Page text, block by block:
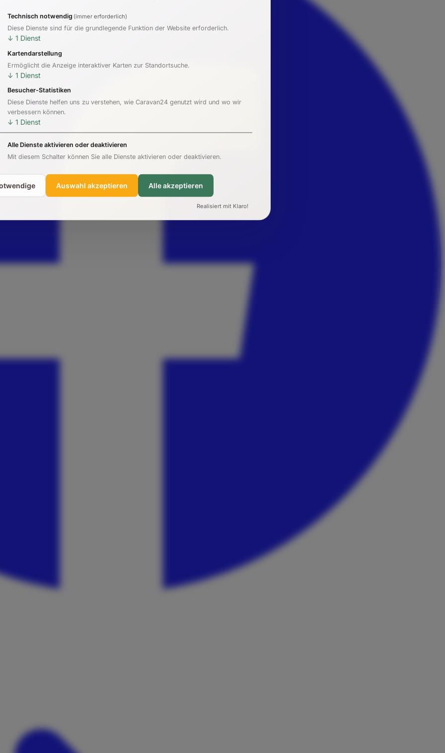
Technisch notwendig (immer erforderlich)
Diese Dienste sind für die grundlegende Funktion der Website erforderlich.
↓ 1 Dienst
Kartendarstellung
Ermöglicht die Anzeige interaktiver Karten zur Standortsuche.
↓ 1 Dienst
Besucher-Statistiken
Diese Dienste helfen uns zu verstehen, wie Caravan24 genutzt wird und wo wir
verbessern können.
↓ 1 Dienst
Alle Dienste aktivieren oder deaktivieren
Mit diesem Schalter können Sie alle Dienste aktivieren oder deaktivieren.
Auswahl akzeptieren Alle akzeptieren
Realisiert mit Klaro!